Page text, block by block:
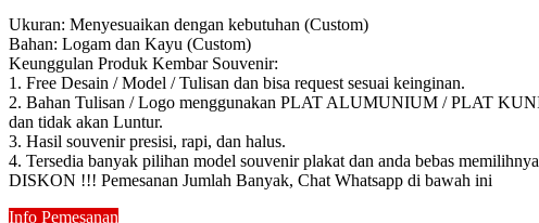
Ukuran: Menyesuaikan dengan kebutuhan (Custom)
Bahan: Logam dan Kayu (Custom)
Keunggulan Produk Kembar Souvenir:
1. Free Desain / Model / Tulisan dan bisa request sesuai keinginan.
2. Bahan Tulisan / Logo menggunakan PLAT ALUMUNIUM / PLAT
dan tidak akan Luntur.
3. Hasil souvenir presisi, rapi, dan halus.
4. Tersedia banyak pilihan model souvenir plakat dan anda bebas
DISKON !!! Pemesanan Jumlah Banyak, Chat Whatsapp di bawah ini
Info Pemesanan